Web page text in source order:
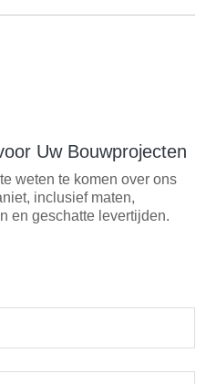
Uw Bouwprojecten
weten te komen over ons
inclusief maten,
en geschatte levertijden.